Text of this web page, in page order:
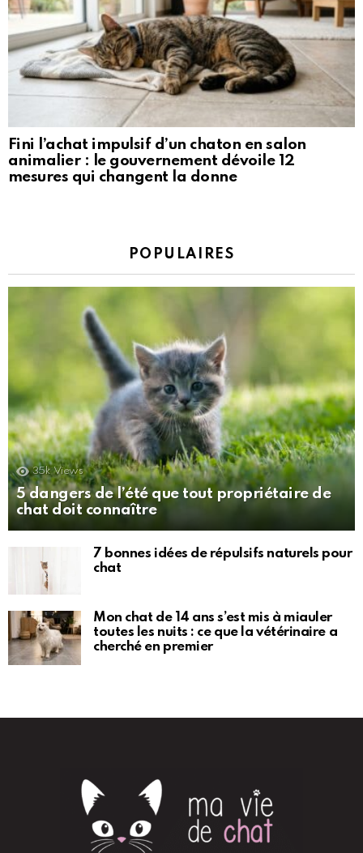
Fini l’achat impulsif d’un chaton en salon
animalier : le gouvernement dévoile 12
mesures qui changent la donne
POPULAIRES
35k Views
5 dangers de l’été que tout propriétaire de
chat doit connaître
7 bonnes idées de répulsifs naturels pour
chat
Mon chat de 14 ans s’est mis à miauler
toutes les nuits : ce que la vétérinaire a
cherché en premier